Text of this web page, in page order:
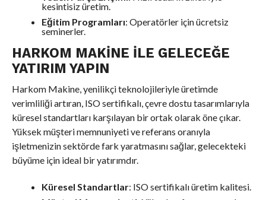
kesintisiz üretim.
Eğitim Programları: Operatörler için ücretsiz
seminerler.
HARKOM MAKINE ILE GELECEĞE
YATIRIM YAPIN
Harkom Makine, yenilikçi teknolojileriyle üretimde
verimliliği artıran, ISO sertifikalı, çevre dostu tasarımlarıyla
küresel standartları karşılayan bir ortak olarak öne çıkar.
Yüksek müşteri memnuniyeti ve referans oranıyla
işletmenizin sektörde fark yaratmasını sağlar, gelecekteki
büyüme için ideal bir yatırımdır.
Küresel Standartlar: ISO sertifikalı üretim kalitesi.